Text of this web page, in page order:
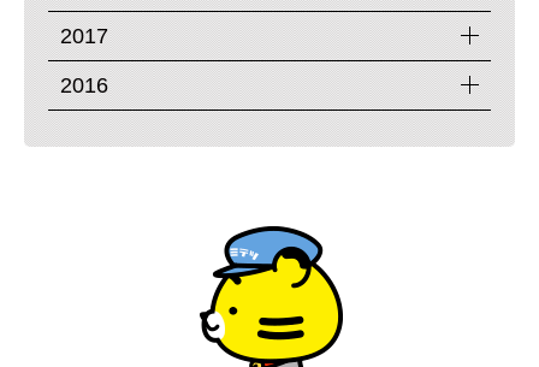
2017
2016